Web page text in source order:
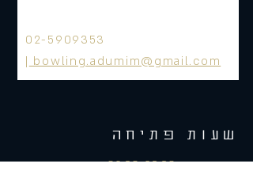
02-5909353
| bowling.adumim@gmail.com
שעות פתיחה
ראשון-רביעי 09:30-23:30